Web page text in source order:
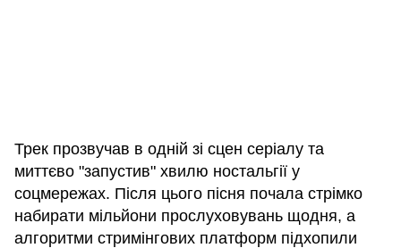
Трек прозвучав в одній зі сцен серіалу та
миттєво "запустив" хвилю ностальгії у
соцмережах. Після цього пісня почала стрімко
набирати мільйони прослуховувань щодня, а
алгоритми стримінгових платформ підхопили